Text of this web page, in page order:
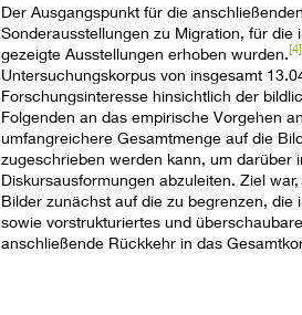
Der Ausgangspunkt für die
Sonderausstellungen zu Migration, für
gezeigte Ausstellungen erhoben wurden.[4]
Untersuchungskorpus von insgesamt
Forschungsinteresse hinsichtlich der
Folgenden an das empirische Vorgehen
umfangreichere Gesamtmenge auf die
zugeschrieben werden kann, um darüber
Diskursausformungen abzuleiten. Ziel
Bilder zunächst auf die zu begrenzen,
sowie vorstrukturiertes und
anschließende Rückkehr in das